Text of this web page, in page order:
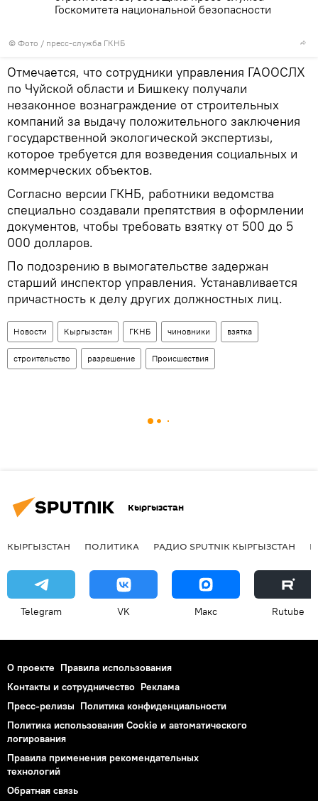
© Фото / пресс-служба ГКНБ
Госкомитета национальной безопасности
Отмечается, что сотрудники управления ГАООСЛХ
по Чуйской области и Бишкеку получали
незаконное вознаграждение от строительных
компаний за выдачу положительного заключения
государственной экологической экспертизы,
которое требуется для возведения социальных и
коммерческих объектов.
Согласно версии ГКНБ, работники ведомства
специально создавали препятствия в оформлении
документов, чтобы требовать взятку от 500 до 5
000 долларов.
По подозрению в вымогательстве задержан
старший инспектор управления. Устанавливается
причастность к делу других должностных лиц.
Новости Кыргызстан ГКНБ чиновники взятка
строительство разрешение Происшествия
Кыргызстан
КЫРГЫЗСТАН ПОЛИТИКА РАДИО SPUTNIK КЫРГЫЗСТАН
Telegram VK Макс Rutube
О проекте Правила использования
Контакты и сотрудничество Реклама
Пресс-релизы Политика конфиденциальности
Политика использования Cookie и автоматического
логирования
Правила применения рекомендательных
технологий
Обратная связь